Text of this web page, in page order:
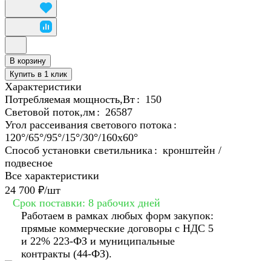
В корзину
Купить в 1 клик
Характеристики
Потребляемая мощность,Вт : 150
Световой поток,лм : 26587
Угол рассеивания светового потока :
120°/65°/95°/15°/30°/160х60°
Способ установки светильника : кронштейн /
подвесное
Все характеристики
24 700 ₽/шт
Срок поставки: 8 рабочих дней
Работаем в рамках любых форм закупок:
прямые коммерческие договоры с НДС 5
и 22% 223-ФЗ и муниципальные
контракты (44-ФЗ).